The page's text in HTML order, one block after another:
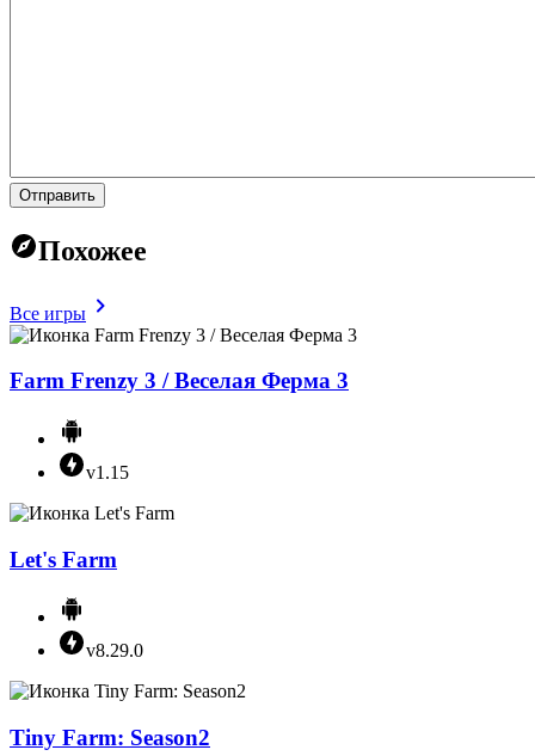
Отправить
Похожее
Все игры
Farm Frenzy 3 / Веселая Ферма 3
v1.15
Let's Farm
v8.29.0
Tiny Farm: Season2